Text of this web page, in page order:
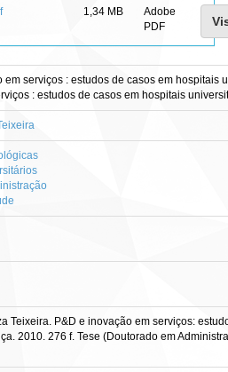
1,34 MB
Adobe
PDF
em serviços : estudos de casos em hospitais
: estudos de casos em hospitais
Teixeira. P&D e inovação em serviços:
2010. 276 f. Tese (Doutorado em